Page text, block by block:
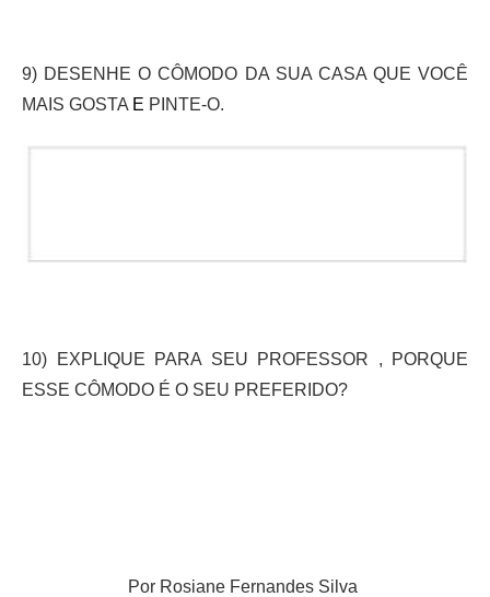
9) DESENHE O CÔMODO DA SUA CASA QUE VOCÊ
MAIS GOSTA E PINTE-O.
10) EXPLIQUE PARA SEU PROFESSOR , PORQUE
ESSE CÔMODO É O SEU PREFERIDO?
Por Rosiane Fernandes Silva